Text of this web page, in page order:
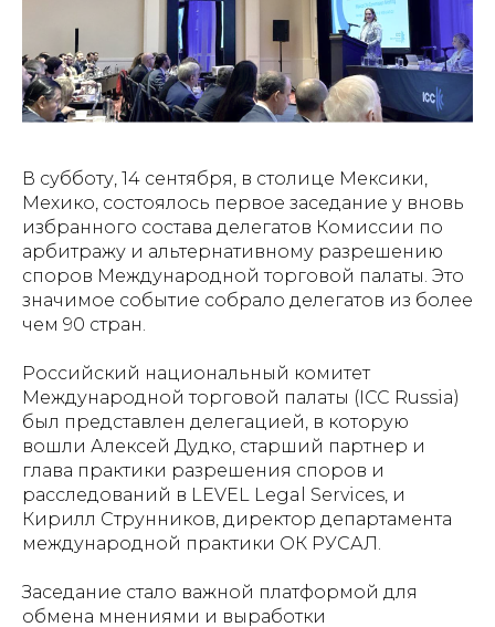
В субботу, 14 сентября, в столице Мексики,
Мехико, состоялось первое заседание у вновь
избранного состава делегатов Комиссии по
арбитражу и альтернативному разрешению
споров Международной торговой палаты. Это
значимое событие собрало делегатов из более
чем 90 стран.
Российский национальный комитет
Международной торговой палаты (ICC Russia)
был представлен делегацией, в которую
вошли Алексей Дудко, старший партнер и
глава практики разрешения споров и
расследований в LEVEL Legal Services, и
Кирилл Струнников, директор департамента
международной практики ОК РУСАЛ.
Заседание стало важной платформой для
обмена мнениями и выработки